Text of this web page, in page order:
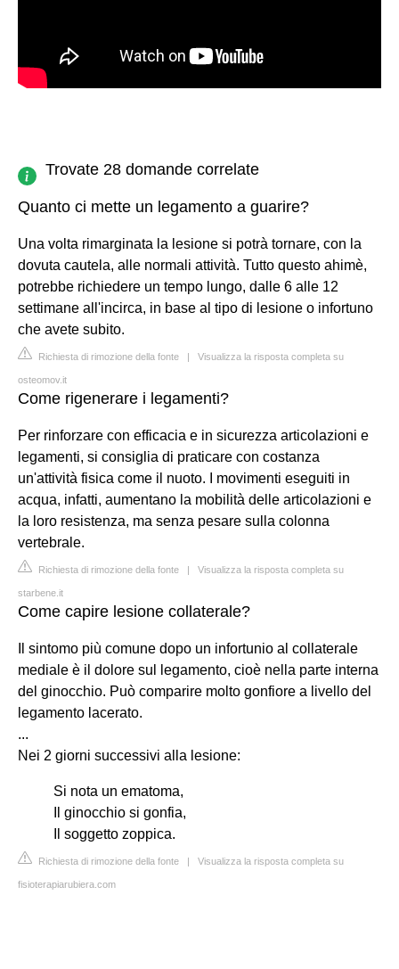
Trovate 28 domande correlate
Quanto ci mette un legamento a guarire?
Una volta rimarginata la lesione si potrà tornare, con la
dovuta cautela, alle normali attività. Tutto questo ahimè,
potrebbe richiedere un tempo lungo, dalle 6 alle 12
settimane all'incirca, in base al tipo di lesione o infortuno
che avete subito.
Richiesta di rimozione della fonte | Visualizza la risposta completa su
osteomov.it
Come rigenerare i legamenti?
Per rinforzare con efficacia e in sicurezza articolazioni e
legamenti, si consiglia di praticare con costanza
un'attività fisica come il nuoto. I movimenti eseguiti in
acqua, infatti, aumentano la mobilità delle articolazioni e
la loro resistenza, ma senza pesare sulla colonna
vertebrale.
Richiesta di rimozione della fonte | Visualizza la risposta completa su
starbene.it
Come capire lesione collaterale?
Il sintomo più comune dopo un infortunio al collaterale
mediale è il dolore sul legamento, cioè nella parte interna
del ginocchio. Può comparire molto gonfiore a livello del
legamento lacerato.
...
Nei 2 giorni successivi alla lesione:
Si nota un ematoma,
Il ginocchio si gonfia,
Il soggetto zoppica.
Richiesta di rimozione della fonte | Visualizza la risposta completa su
fisioterapiarubiera.com